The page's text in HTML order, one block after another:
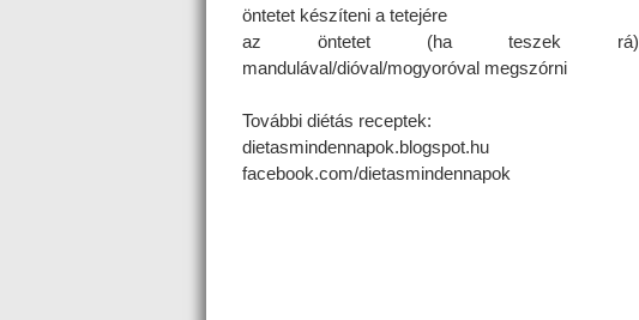
öntetet készíteni a tetejére
az öntetet (ha teszek rá)
mandulával/dióval/mogyoróval megszórni
További diétás receptek:
dietasmindennapok.blogspot.hu
facebook.com/dietasmindennapok